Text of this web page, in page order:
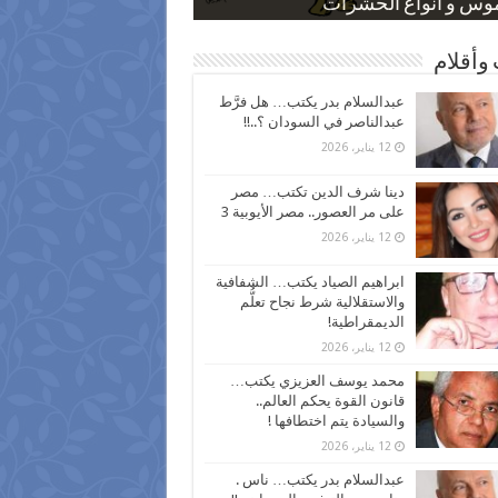
و أنواع الحشرات
بعد ارتفاع الأسعار
نسبة الطلاق في مصر
كاركاتيرية
كاركاتيرية
وأقلام
عبدالسلام بدر يكتب… هل فرَّط
عبدالناصر في السودان ؟..!!
12 يناير، 2026
دينا شرف الدين تكتب… مصر
على مر العصور.. مصر الأيوبية 3
12 يناير، 2026
ابراهيم الصياد يكتب… الشفافية
والاستقلالية شرط نجاح تعلُّم
الديمقراطية!
12 يناير، 2026
محمد يوسف العزيزي يكتب…
قانون القوة يحكم العالم..
والسيادة يتم اختطافها !
12 يناير، 2026
عبدالسلام بدر يكتب… ناس .